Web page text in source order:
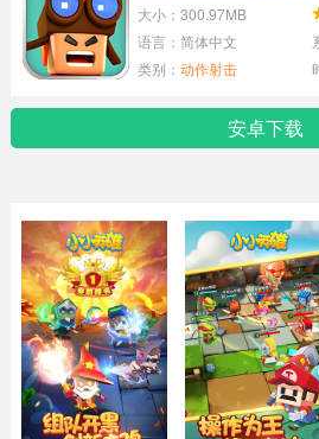
冒险解谜 经营养成
体育竞技
大小：300.97MB
语言：简体中文
类别： 动作射击
安卓下载